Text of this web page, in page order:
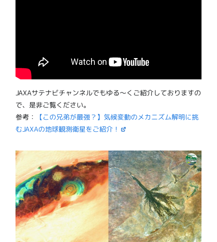
JAXAサテナビチャンネルでもゆる～くご紹介しておりますの
で、是非ご覧ください。
参考：
【この兄弟が最強？】気候変動のメカニズム解明に挑
むJAXAの地球観測衛星をご紹介！